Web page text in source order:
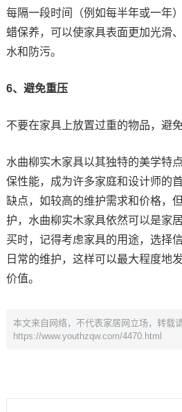
每隔一段时间（例如每半年或一年
蜡保养，可以使家具表面更加光滑
水和防污。
6、避免重压
不要在家具上放置过重的物品，避
水曲柳实木家具以其独特的美学特
保性能，成为许多家庭和设计师的
缺点，如较高的维护需求和价格，
护，水曲柳实木家具依然可以是家
买时，记得考虑家具的用途，选择
日常的维护，这样可以最大程度地
价值。
本文来自网络，不代表家居网立场，转载
https://www.youthzqw.com/4470.html